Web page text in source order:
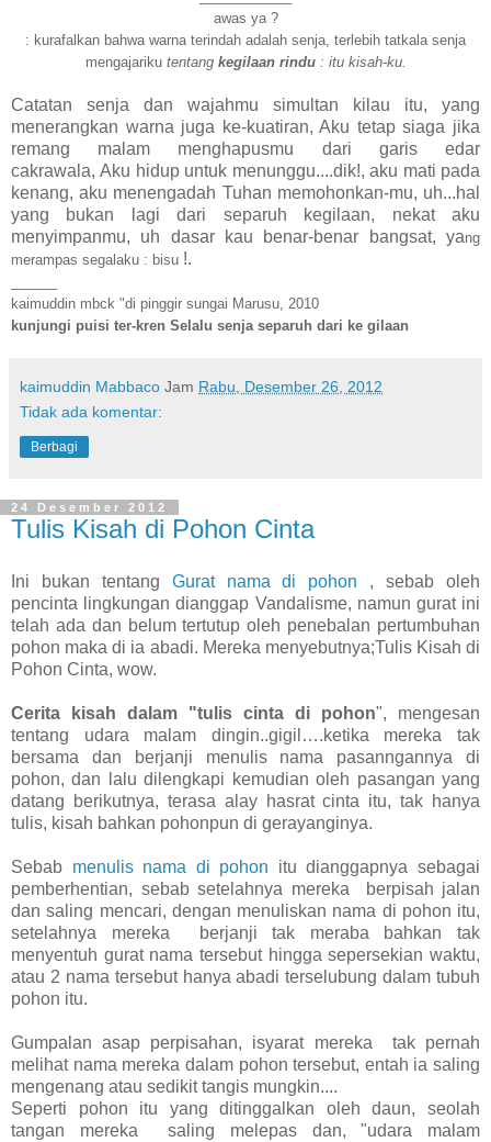
awas ya ?
: kurafalkan bahwa warna terindah adalah senja, terlebih tatkala senja
mengajariku tentang kegilaan rindu: itu kisah-ku.
Catatan senja dan wajahmu simultan kilau itu, yang
menerangkan warna juga ke-kuatiran, Aku tetap siaga jika
remang malam menghapusmu dari garis edar
cakrawala, Aku hidup untuk menunggu....dik!, aku mati pada
kenang, aku menengadah Tuhan memohonkan-mu, uh...hal
yang bukan lagi dari separuh kegilaan, nekat aku
menyimpanmu, uh dasar kau benar-benar bangsat, yang
merampas segalaku : bisu !.
kaimuddin mbck "di pinggir sungai Marusu, 2010
kunjungi puisi ter-kren Selalu senja separuh dari ke gilaan
kaimuddin Mabbaco Jam Rabu, Desember 26, 2012
Tidak ada komentar:
Berbagi
24 Desember 2012
Tulis Kisah di Pohon Cinta
Ini bukan tentang Gurat nama di pohon , sebab oleh
pencinta lingkungan dianggap Vandalisme, namun gurat ini
telah ada dan belum tertutup oleh penebalan pertumbuhan
pohon maka di ia abadi. Mereka menyebutnya;Tulis Kisah di
Pohon Cinta, wow.
Cerita kisah dalam "tulis cinta di pohon", mengesan
tentang udara malam dingin..gigil….ketika mereka tak
bersama dan berjanji menulis nama pasanngannya di
pohon, dan lalu dilengkapi kemudian oleh pasangan yang
datang berikutnya, terasa alay hasrat cinta itu, tak hanya
tulis, kisah bahkan pohonpun di gerayanginya.
Sebab menulis nama di pohon itu dianggapnya sebagai
pemberhentian, sebab setelahnya mereka berpisah jalan
dan saling mencari, dengan menuliskan nama di pohon itu,
setelahnya mereka berjanji tak meraba bahkan tak
menyentuh gurat nama tersebut hingga sepersekian waktu,
atau 2 nama tersebut hanya abadi terselubung dalam tubuh
pohon itu.
Gumpalan asap perpisahan, isyarat mereka tak pernah
melihat nama mereka dalam pohon tersebut, entah ia saling
mengenang atau sedikit tangis mungkin....
Seperti pohon itu yang ditinggalkan oleh daun, seolah
tangan mereka saling melepas dan, "udara malam